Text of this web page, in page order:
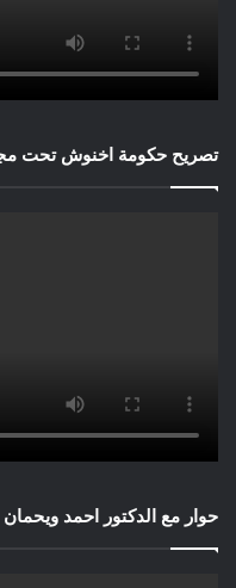
تصريح حكومة اخنوش تحت
حوار مع الدكتور احمد